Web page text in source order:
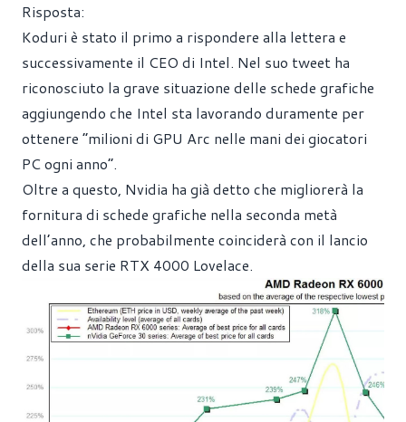
Risposta:
Koduri è stato il primo a rispondere alla lettera e
successivamente il CEO di Intel. Nel suo tweet ha
riconosciuto la grave situazione delle schede grafiche
aggiungendo che Intel sta lavorando duramente per
ottenere “milioni di GPU Arc nelle mani dei giocatori
PC ogni anno”.
Oltre a questo, Nvidia ha già detto che migliorerà la
fornitura di schede grafiche nella seconda metà
dell’anno, che probabilmente coinciderà con il lancio
della sua serie RTX 4000 Lovelace.